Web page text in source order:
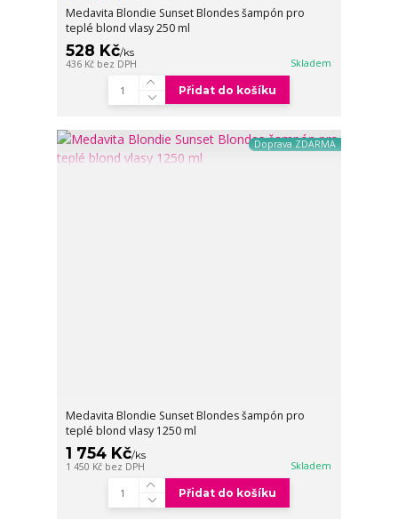
Medavita Blondie Sunset Blondes šampón pro
teplé blond vlasy 250 ml
528 Kč/ks
436 Kč bez DPH Skladem
Přidat do košíku
Doprava ZDARMA
Medavita Blondie Sunset Blondes šampón pro
teplé blond vlasy 1250 ml
1 754 Kč/ks
1 450 Kč bez DPH Skladem
Přidat do košíku